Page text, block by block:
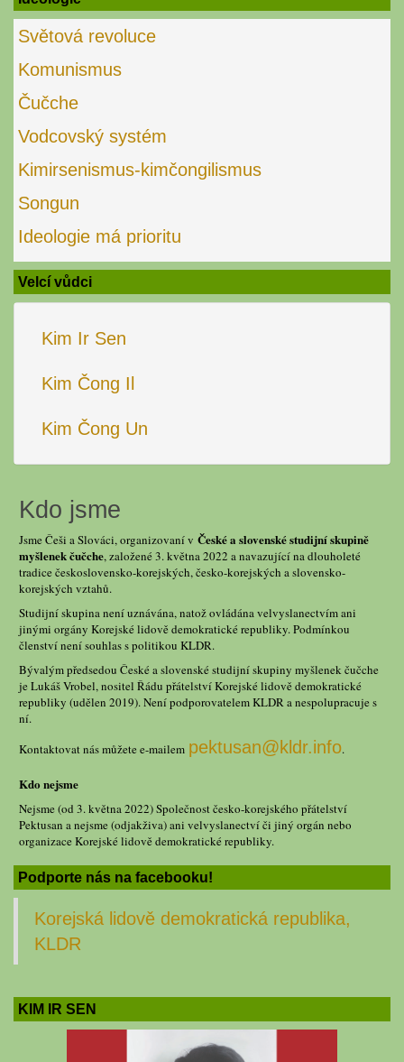
Světová revoluce
Komunismus
Čučche
Vodcovský systém
Kimirsenismus-kimčongilismus
Songun
Ideologie má prioritu
Velcí vůdci
Kim Ir Sen
Kim Čong Il
Kim Čong Un
Kdo jsme
Jsme Češi a Slováci, organizovaní v České a slovenské studijní skupině
myšlenek čučche, založené 3. května 2022 a navazující na dlouholeté
tradice československo-korejských, česko-korejských a slovensko-
korejských vztahů.
Studijní skupina není uznávána, natož ovládána velvyslanectvím ani
jinými orgány Korejské lidově demokratické republiky. Podmínkou
členství není souhlas s politikou KLDR.
Bývalým předsedou České a slovenské studijní skupiny myšlenek čučche
je Lukáš Vrobel, nositel Řádu přátelství Korejské lidově demokratické
republiky (udělen 2019). Není podporovatelem KLDR a nespolupracuje s
ní.
Kontaktovat nás můžete e-mailem pektusan@kldr.info.
Kdo nejsme
Nejsme (od 3. května 2022) Společnost česko-korejského přátelství
Pektusan a nejsme (odjakživa) ani velvyslanectví či jiný orgán nebo
organizace Korejské lidově demokratické republiky.
Podporte nás na facebooku!
Korejská lidově demokratická republika,
KLDR
KIM IR SEN